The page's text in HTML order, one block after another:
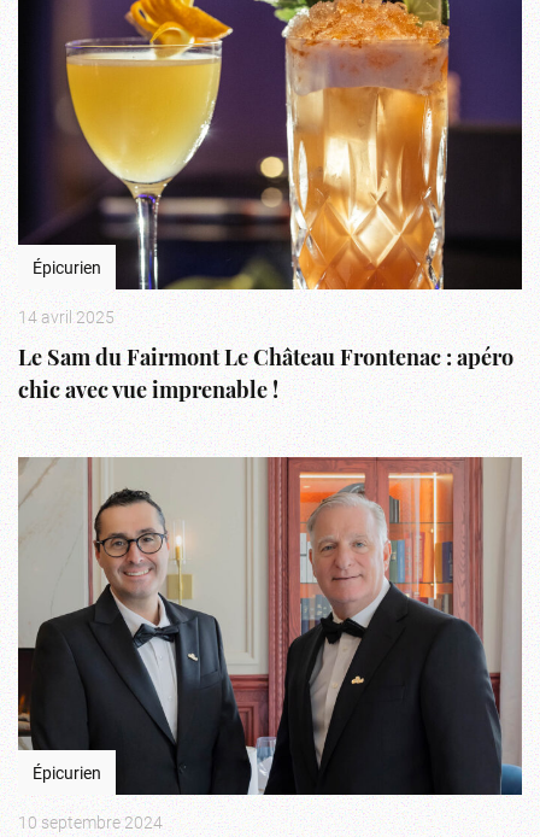
Épicurien
14 avril 2025
Le Sam du Fairmont Le Château Frontenac : apéro
chic avec vue imprenable !
Épicurien
10 septembre 2024